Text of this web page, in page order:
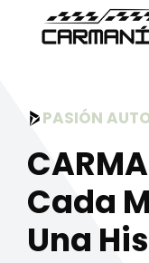
PASIÓN
Cada
Una